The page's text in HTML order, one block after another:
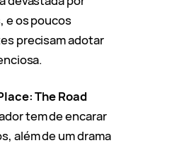
e os poucos
precisam adotar
The Road
tem de encarar
além de um drama